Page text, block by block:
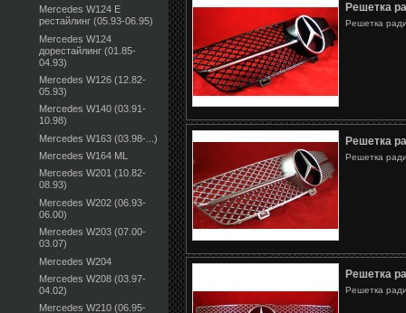
Mercedes W124 E
рестайлинг (05.93-06.95)
Mercedes W124
дорестайлинг (01.85-
04.93)
Mercedes W126 (12.82-
05.93)
Mercedes W140 (03.91-
10.98)
Mercedes W163 (03.98-...)
Mercedes W164 ML
Mercedes W201 (10.82-
08.93)
Mercedes W202 (06.93-
06.00)
Mercedes W203 (07.00-
03.07)
Mercedes W204
Mercedes W208 (03.97-
04.02)
Mercedes W210 (06.95-
Решетка
Решетка
Решетка
Решетка
Решетка
Решетка